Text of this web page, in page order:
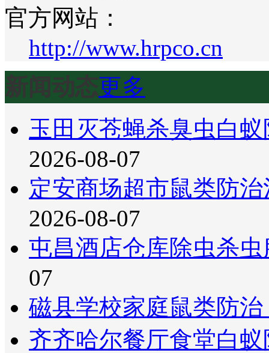
官方网站：
http://www.hrpco.cn
新闻动态更多
玉田灭苍蝇杀臭虫白
2026-08-07
定安商场超市鼠类防
2026-08-07
屯昌酒店仓库除虫杀
07
磁县学校家庭鼠类防
齐齐哈尔餐厅食堂白